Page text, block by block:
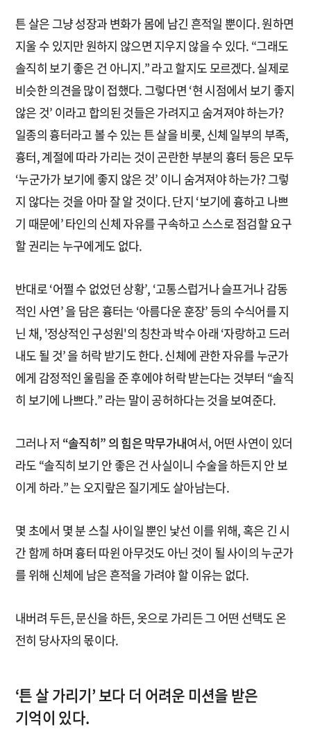
튼 살은 그냥 성장과 변화가 몸에 남긴 흔적일 뿐이다. 원하면
지울 수 있지만 원하지 않으면 지우지 않을 수 있다. “그래도
솔직히 보기 좋은 건 아니지.” 라고 할지도 모르겠다. 실제로
비슷한 의견을 많이 접했다. 그렇다면 ‘현 시점에서 보기 좋지
않은 것’ 이라고 합의된 것들은 가려지고 숨겨져야 하는가?
일종의 흉터라고 볼 수 있는 튼 살을 비롯, 신체 일부의 부족,
흉터, 계절에 따라 가리는 것이 곤란한 부분의 흉터 등은 모두
‘누군가가 보기에 좋지 않은 것’ 이니 숨겨져야 하는가? 그렇
지 않다는 것을 아마 잘 알 것이다. 단지 ‘보기에 흉하고 나쁘
기 때문에’ 타인의 신체 자유를 구속하고 스스로 점검할 요구
할 권리는 누구에게도 없다.
반대로 ‘어쩔 수 없었던 상황’, ‘고통스럽거나 슬프거나 감동
적인 사연’ 을 담은 흉터는 ‘아름다운 훈장’ 등의 수식어를 지
닌 채, '정상적인 구성원'의 칭찬과 박수 아래 ‘자랑하고 드러
내도 될 것’ 을 허락 받기도 한다. 신체에 관한 자유를 누군가
에게 감정적인 울림을 준 후에야 허락 받는다는 것부터 “솔직
히 보기에 나쁘다.” 라는 말이 공허하다는 것을 보여준다.
그러나 저 “솔직히” 의 힘은 막무가내여서, 어떤 사연이 있더
라도 “솔직히 보기 안 좋은 건 사실이니 수술을 하든지 안 보
이게 하라.” 는 오지랖은 질기게도 살아남는다.
몇 초에서 몇 분 스칠 사이일 뿐인 낯선 이를 위해, 혹은 긴 시
간 함께 하며 흉터 따윈 아무것도 아닌 것이 될 사이의 누군가
를 위해 신체에 남은 흔적을 가려야 할 이유는 없다.
내버려 두든, 문신을 하든, 옷으로 가리든 그 어떤 선택도 온
전히 당사자의 몫이다.
‘튼 살 가리기’ 보다 더 어려운 미션을 받은
기억이 있다.